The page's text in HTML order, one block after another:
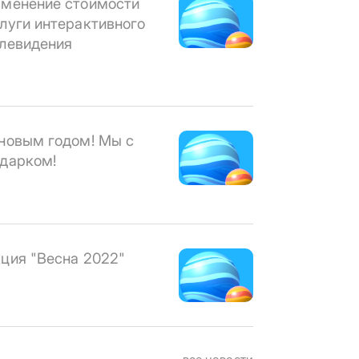
интерактивного
годом! Мы с
"Весна 2022"